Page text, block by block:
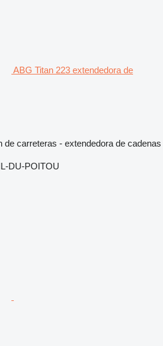
ABG Titan 223 extendedora de
de carreteras - extendedora de cadenas
DU-POITOU